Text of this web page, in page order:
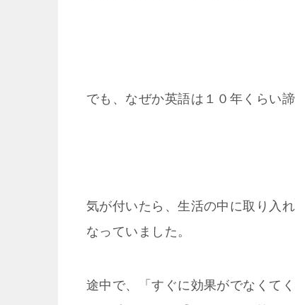
でも、なぜか英語は１０年くらい
気が付いたら、生活の中に取り入
なっていました。
途中で、「すぐに効果がでなくて